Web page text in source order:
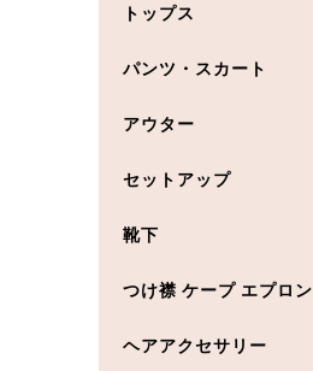
トップス
パンツ・スカート
アウター
セットアップ
靴下
つけ襟 ケープ エプロン
ヘアアクセサリー